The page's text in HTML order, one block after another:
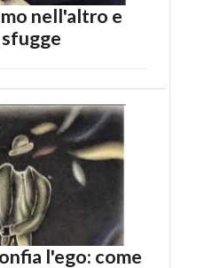
nell'altro e
l'ego: come